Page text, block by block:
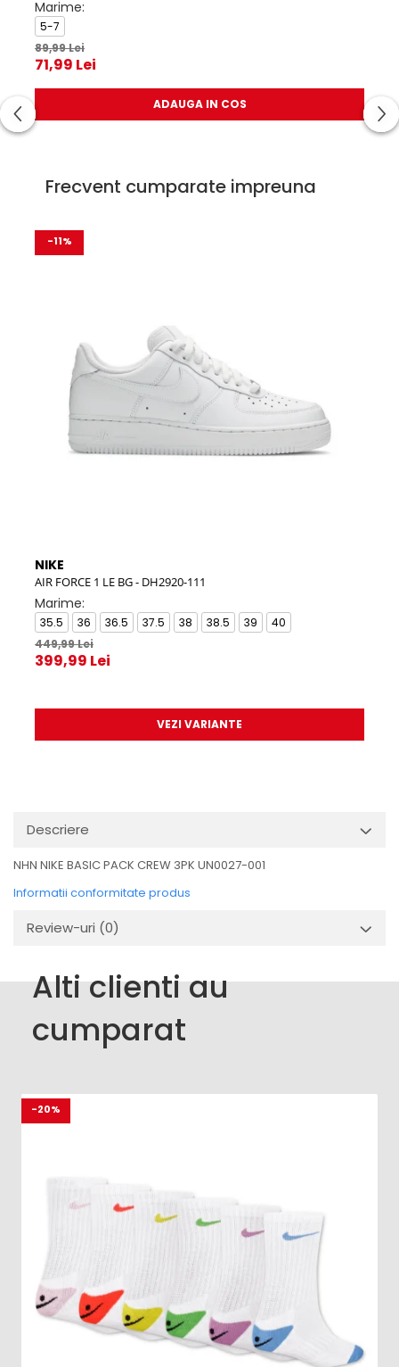
Marime:
5-7
89,99 Lei
71,99 Lei
ADAUGA IN COS
Frecvent cumparate impreuna
-11%
NIKE
AIR FORCE 1 LE BG - DH2920-111
Marime:
35.5 36 36.5 37.5 38 38.5 39
40
449,99 Lei
399,99 Lei
VEZI VARIANTE
Descriere
NHN NIKE BASIC PACK CREW 3PK UN0027-001
Informatii conformitate produs
Review-uri (0)
Alti clienti au
cumparat
-20%